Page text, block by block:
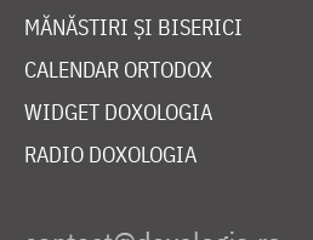
MĂNĂSTIRI ȘI BISERICI
CALENDAR ORTODOX
WIDGET DOXOLOGIA
RADIO DOXOLOGIA